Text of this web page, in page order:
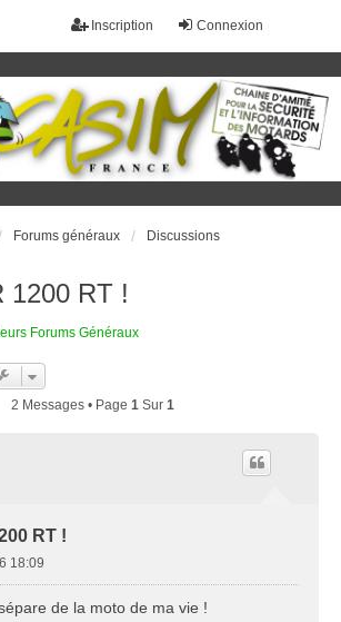
Connexion
Inscription
Forums généraux Discussions
1200 RT !
Forums Généraux
2 Messages • Page 1Sur 1
RT !
18:09
de la moto de ma vie !